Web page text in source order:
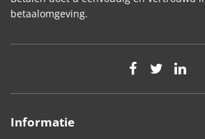
betaalomgeving.
Informatie